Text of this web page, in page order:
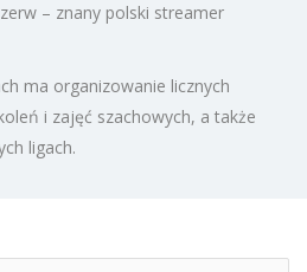
– znany polski streamer
ma organizowanie licznych
i zajęć szachowych, a także
ligach.